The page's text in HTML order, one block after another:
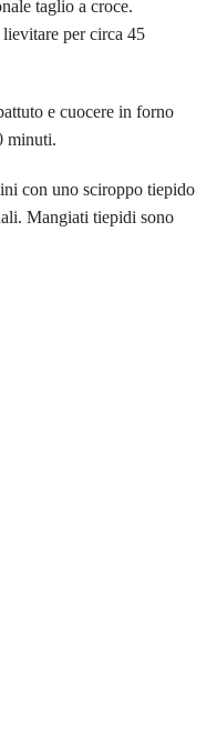
taglio a croce.
per circa 45
e cuocere in forno
minuti.
con uno sciroppo tiepido
Mangiati tiepidi sono